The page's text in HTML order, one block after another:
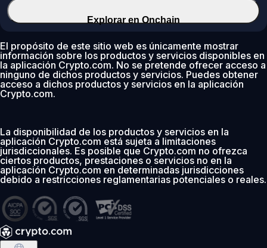
Explorar en Onchain
El propósito de este sitio web es únicamente mostrar
información sobre los productos y servicios disponibles en
la aplicación Crypto.com. No se pretende ofrecer acceso a
ninguno de dichos productos y servicios. Puedes obtener
acceso a dichos productos y servicios en la aplicación
Crypto.com.
La disponibilidad de los productos y servicios en la
aplicación Crypto.com está sujeta a limitaciones
jurisdiccionales. Es posible que Crypto.com no ofrezca
ciertos productos, prestaciones o servicios no en la
aplicación Crypto.com en determinadas jurisdicciones
debido a restricciones reglamentarias potenciales o reales.